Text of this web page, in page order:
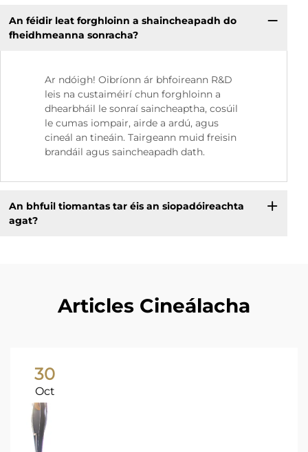
An féidir leat forghloinn a shaincheapadh do
fheidhmeanna sonracha?
Ar ndóigh! Oibríonn ár bhfoireann R&D
leis na custaiméirí chun forghloinn a
dhearbháil le sonraí saincheaptha, cosúil
le cumas iompair, airde a ardú, agus
cineál an tineáin. Tairgeann muid freisin
brandáil agus saincheapadh dath.
An bhfuil tiomantas tar éis an siopadóireachta
agat?
Articles Cineálacha
30
Oct